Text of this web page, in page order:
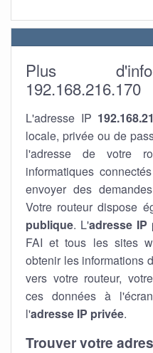
Plus
192.168.216.170
L'adresse IP
locale, privée ou de
l'adresse de votre
informatiques
envoyer des
Votre routeur dispose
publique. L'adresse IP
FAI et tous les sites
obtenir les informations
vers votre routeur,
ces données à
l'adresse IP privée.
Trouver votre